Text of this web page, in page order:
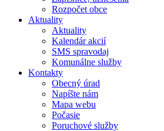
Rozpočet obce
Aktuality
Aktuality
Kalendár akcií
SMS spravodaj
Komunálne služby
Kontakty
Obecný úrad
Napíšte nám
Mapa webu
Počasie
Poruchové služby